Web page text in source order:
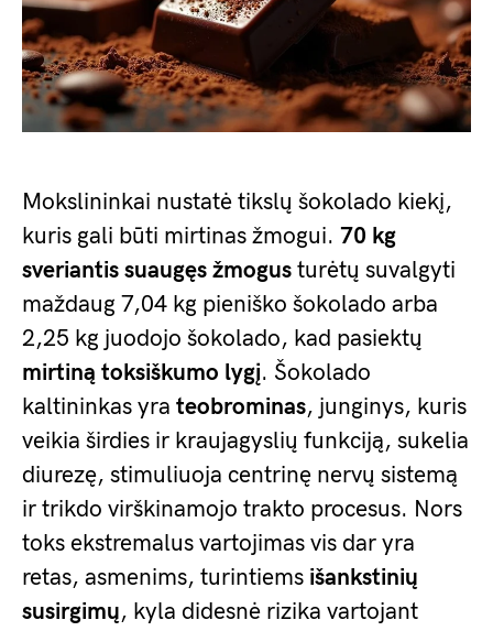
Mokslininkai nustatė tikslų šokolado kiekį,
kuris gali būti mirtinas žmogui. 70 kg
sveriantis suaugęs žmogus turėtų suvalgyti
maždaug 7,04 kg pieniško šokolado arba
2,25 kg juodojo šokolado, kad pasiektų
mirtiną toksiškumo lygį. Šokolado
kaltininkas yra teobrominas, junginys, kuris
veikia širdies ir kraujagyslių funkciją, sukelia
diurezę, stimuliuoja centrinę nervų sistemą
ir trikdo virškinamojo trakto procesus. Nors
toks ekstremalus vartojimas vis dar yra
retas, asmenims, turintiems išankstinių
susirgimų, kyla didesnė rizika vartojant